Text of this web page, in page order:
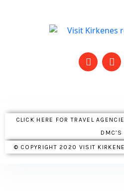
CLICK HERE FOR TRAVEL
DMC’S
© COPYRIGHT 2020 VISIT